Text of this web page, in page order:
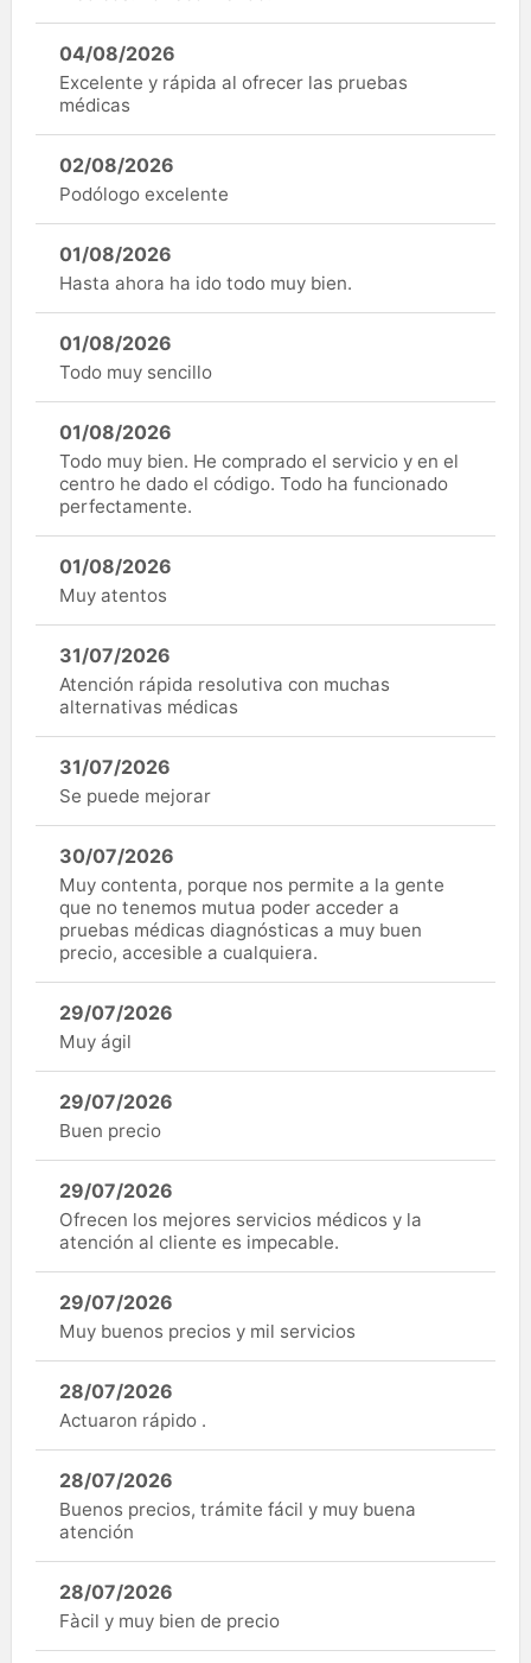
04/08/2026
Excelente y rápida al ofrecer las pruebas
médicas
02/08/2026
Podólogo excelente
01/08/2026
Hasta ahora ha ido todo muy bien.
01/08/2026
Todo muy sencillo
01/08/2026
Todo muy bien. He comprado el servicio y en el
centro he dado el código. Todo ha funcionado
perfectamente.
01/08/2026
Muy atentos
31/07/2026
Atención rápida resolutiva con muchas
alternativas médicas
31/07/2026
Se puede mejorar
30/07/2026
Muy contenta, porque nos permite a la gente
que no tenemos mutua poder acceder a
pruebas médicas diagnósticas a muy buen
precio, accesible a cualquiera.
29/07/2026
Muy ágil
29/07/2026
Buen precio
29/07/2026
Ofrecen los mejores servicios médicos y la
atención al cliente es impecable.
29/07/2026
Muy buenos precios y mil servicios
28/07/2026
Actuaron rápido .
28/07/2026
Buenos precios, trámite fácil y muy buena
atención
28/07/2026
Fàcil y muy bien de precio